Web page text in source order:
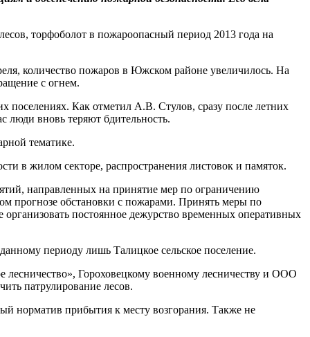
торфоболот в пожароопасный период 2013 года на
количество пожаров в Южском районе увеличилось. На
с огнем.
Как отметил А.В. Стулов, сразу после летних
люди вновь теряют бдительность.
тематике.
в жилом секторе, распространения листовок и памяток.
направленных на принятие мер по ограничению
прогнозе обстановки с пожарами. Принять меры по
постоянное дежурство временных оперативных
периоду лишь Талицкое сельское поселение.
Гороховецкому военному лесничеству и ООО
патрулирование лесов.
норматив прибытия к месту возгорания. Также не